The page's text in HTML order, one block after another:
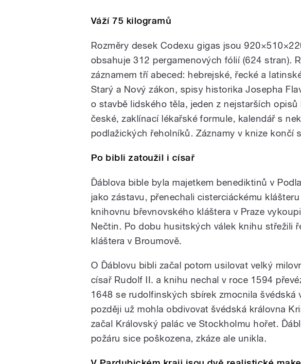
Váží 75 kilogramů
Rozměry desek Codexu gigas jsou
obsahuje 312 pergamenových fólií (624 stran).
záznamem tří abeced: hebrejské, řecké a
Starý a Nový zákon, spisy historika Josepha
o stavbě lidského těla, jeden z nejstarších
české, zaklínací lékařské formule, kalendář s
podlažických řeholníků. Záznamy v knize končí
Po bibli zatoužil i císař
Ďáblova bible byla majetkem benediktinů v
jako zástavu, přenechali cisterciáckému
knihovnu břevnovského kláštera v Praze
Nečtin. Po dobu husitských válek knihu střežili
kláštera v Broumově.
O Ďáblovu bibli začal potom usilovat velký
císař Rudolf II. a knihu nechal v roce 1594
1648 se rudolfinských sbírek zmocnila švédská
později už mohla obdivovat švédská královna
začal Královský palác ve Stockholmu hořet.
požáru sice poškozena, zkáze ale unikla.